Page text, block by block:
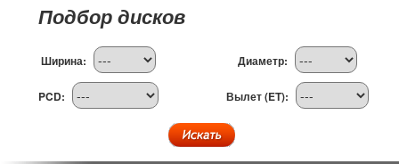
Подбор дисков
Ширина: Диаметр:
PCD: Вылет (ET):